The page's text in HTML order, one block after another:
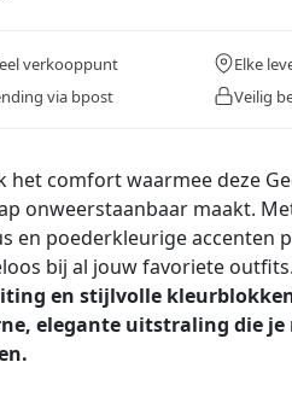
verkooppunt
Elke
via bpost
Veilig
het comfort waarmee deze
onweerstaanbaar maakt.
en poederkleurige accenten
bij al jouw favoriete outfits.
en stijlvolle
elegante uitstraling die je